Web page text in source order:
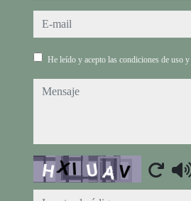
e-mail
He leído y acepto las condiciones de uso y
mensaje
Captcha